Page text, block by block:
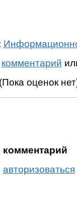
комментарий
оценок
комментарий
авторизоваться